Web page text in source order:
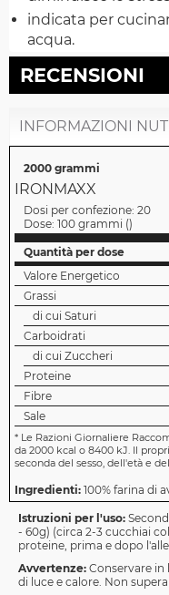
indicata per
acqua.
RECENSIONI
INFORMAZIONI
2000 grammi
IRONMAXX
Dosi per confezione: 20
Dose: 100 grammi ()
Quantità per dose
Valore Energetico
Grassi
di cui Saturi
Carboidrati
di cui Zuccheri
Proteine
Fibre
Sale
* Le Razioni Giornaliere
da 2000 kcal o 8400 kJ. Il
seconda del sesso, dell'età e
Ingredienti: 100% farina di
Istruzioni per l'uso:
- 60g) (circa 2-3 cucchiai
proteine, prima e dopo
Avvertenze: Conservare
di luce e calore. Non